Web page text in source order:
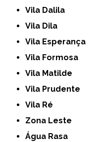
Vila Dalila
Vila Dila
Vila Esperança
Vila Formosa
Vila Matilde
Vila Prudente
Vila Ré
Zona Leste
Água Rasa